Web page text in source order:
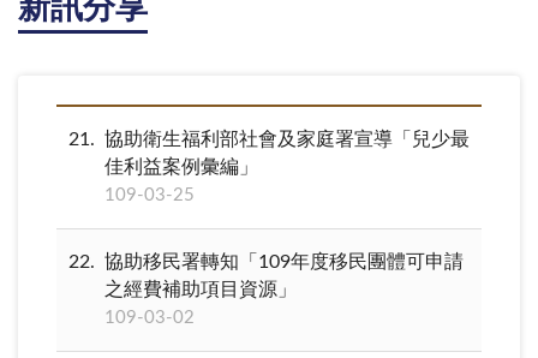
新訊分享
21
協助衛生福利部社會及家庭署宣導「兒少最
佳利益案例彙編」
109-03-25
22
協助移民署轉知「109年度移民團體可申請
之經費補助項目資源」
109-03-02